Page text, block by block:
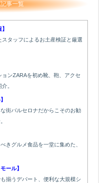
事一覧
タッフによるお土産検証と厳選
ンZARAを初め靴、鞄、アクセ
。
街バルセロナだからこそのお勧
きグルメ食品を一堂に集めた、
ール】
揃うデパート、便利な大規模シ